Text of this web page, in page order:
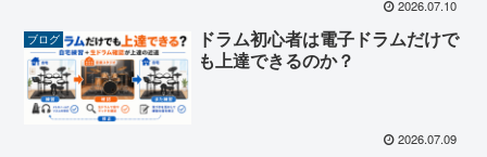
2026.07.10
ブログ
ドラム初心者は電子ドラムだけで
も上達できるのか？
2026.07.09